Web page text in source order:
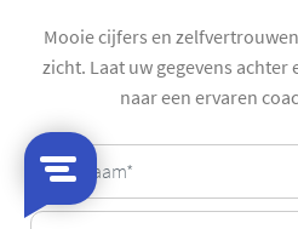
Mooie cijfers en
zicht. Laat uw gegevens achter
naar een ervaren